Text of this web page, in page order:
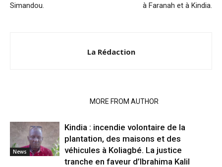
Simandou.
à Faranah et à Kindia.
La Rédaction
MORE FROM AUTHOR
News
Kindia : incendie volontaire de la
plantation, des maisons et des
véhicules à Koliagbé. La justice
tranche en faveur d’Ibrahima Kalil